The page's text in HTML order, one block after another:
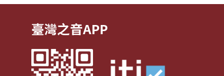
臺灣之音APP